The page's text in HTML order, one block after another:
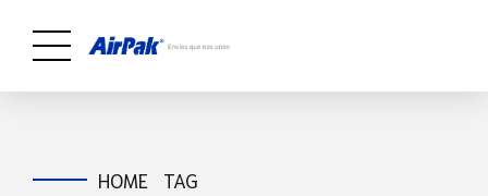
HOME TAG